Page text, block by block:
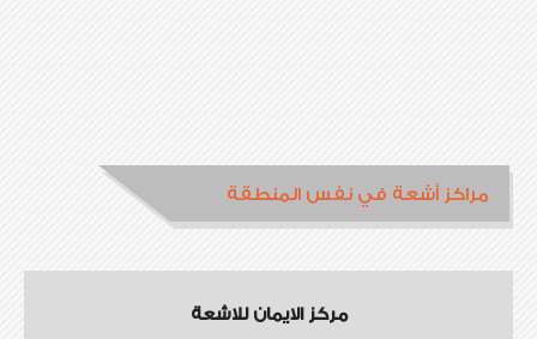
مراكز أشعة في نفس المنطقة
مركز الايمان للاشعة